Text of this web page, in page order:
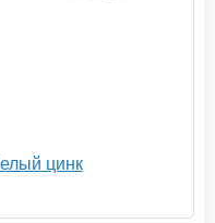
цинк